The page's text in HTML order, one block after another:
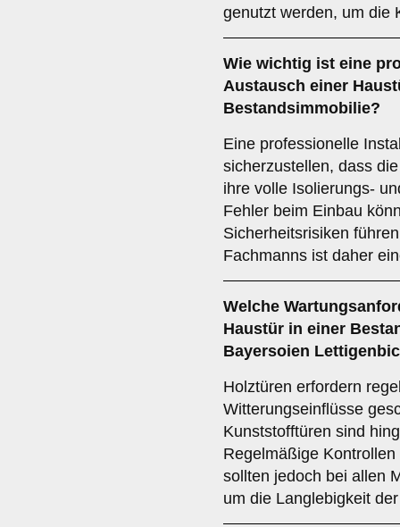
genutzt werden, um die
Wie wichtig ist eine
Austausch einer
Bestandsimmobilie?
Eine professionelle
sicherzustellen, dass
ihre volle Isolierungs-
Fehler beim Einbau
Sicherheitsrisiken
Fachmanns ist daher
Welche
Haustür in einer
Bayersoien
Holztüren erfordern
Witterungseinflüsse
Kunststofftüren sind
Regelmäßige
sollten jedoch bei allen
um die Langlebigkeit